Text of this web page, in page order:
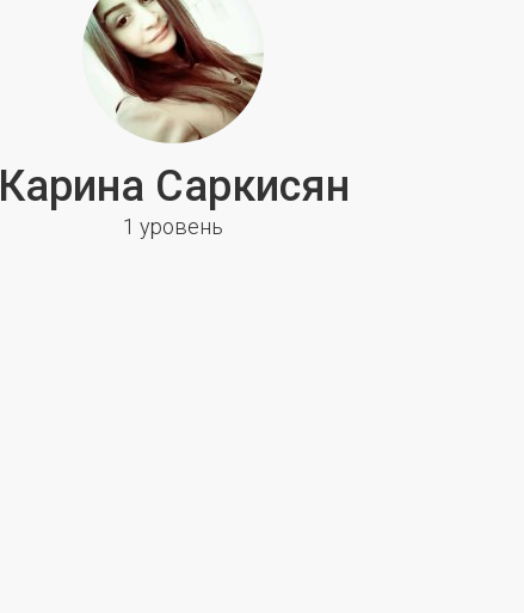
Карина Саркисян
1 уровень